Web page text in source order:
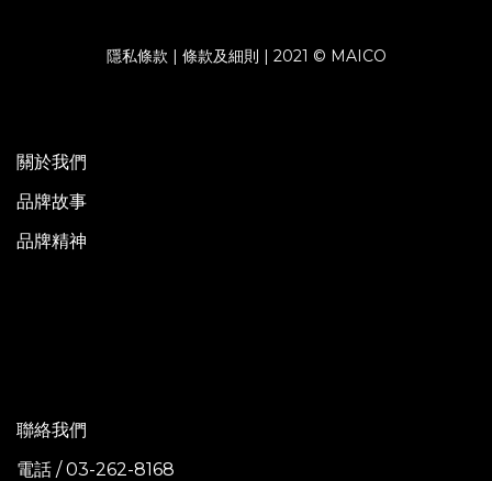
隱私條款 | 條款及細則 | 2021 © MAICO
關於我們
品牌故事
品牌精神
聯絡我們
電話 / 03-262-8168